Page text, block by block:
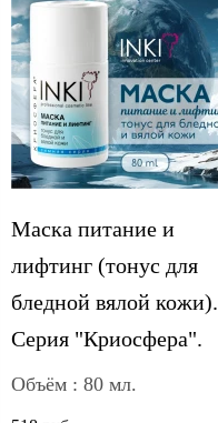
Маска питание и
лифтинг (тонус для
бледной вялой кожи).
Серия "Криосфера".
Объём : 80 мл.